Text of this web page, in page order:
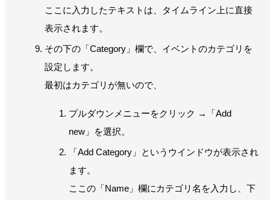
ここに入力したテキストは、タイムライン上に直接
表示されます。
その下の「Category」欄で、イベントのカテゴリを
設定します。
最初はカテゴリが無いので、
プルダウンメニューをクリック →「Add
new」を選択。
「Add Category」というウインドウが表示され
ます。
ここの「Name」欄にカテゴリ名を入力し、下